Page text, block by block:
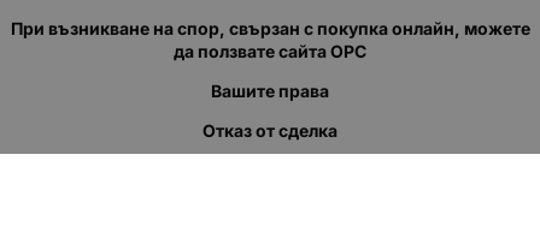
При възникване на спор, свързан с покупка онлайн, можете
да ползвате сайта ОРС
Вашите права
Отказ от сделка